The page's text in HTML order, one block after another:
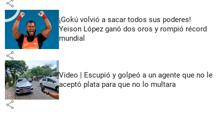
share
¡Gokú volvió a sacar todos sus poderes!
Yeison López ganó dos oros y rompió récord
mundial
share
Video | Escupió y golpeó a un agente que no le
aceptó plata para que no lo multara
share